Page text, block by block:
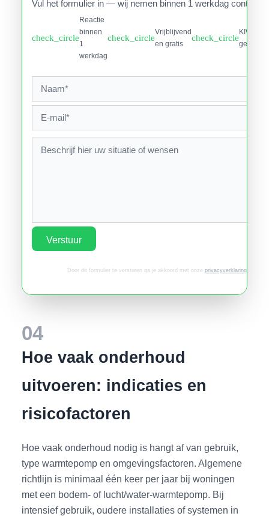
Vul het formulier in — wij nemen binnen 1 werkdag contact
check_circle
Reactie
binnen
1
werkdag
check_circle
Vrijblijvend
en gratis
check_circle
KIWA
Verstuur
Door dit formulier te versturen ga je akkoord met onze privacyverklaring.
04
Hoe vaak onderhoud
uitvoeren: indicaties en
risicofactoren
Hoe vaak onderhoud nodig is hangt af van gebruik,
type warmtepomp en omgevingsfactoren. Algemene
richtlijn is minimaal één keer per jaar bij woningen
met een bodem- of lucht/water-warmtepomp. Bij
intensief gebruik, oudere installaties of systemen in